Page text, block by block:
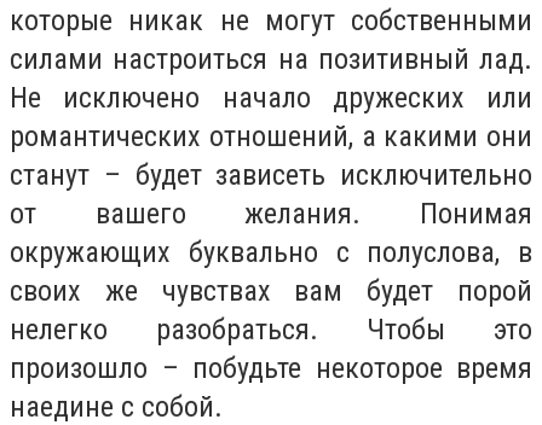
которые никак не могут собственными
силами настроиться на позитивный лад.
Не исключено начало дружеских или
романтических отношений, а какими они
станут – будет зависеть исключительно
от вашего желания. Понимая
окружающих буквально с полуслова, в
своих же чувствах вам будет порой
нелегко разобраться. Чтобы это
произошло – побудьте некоторое время
наедине с собой.